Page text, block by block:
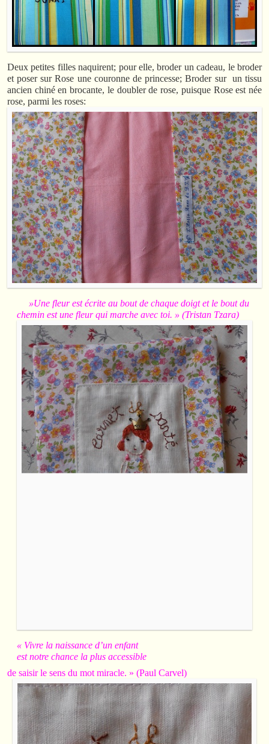
Deux petites filles naquirent; pour elle, broder un cadeau, le broder
et poser sur Rose une couronne de princesse; Broder sur un tissu
ancien chiné en brocante, le doubler de rose, puisque Rose est née
rose, parmi les roses:
»Une fleur est écrite au bout de chaque doigt et le bout du
chemin est une fleur qui marche avec toi. » (Tristan Tzara)
« Vivre la naissance d’un enfant
est notre chance la plus accessible
de saisir le sens du mot miracle. » (Paul Carvel)